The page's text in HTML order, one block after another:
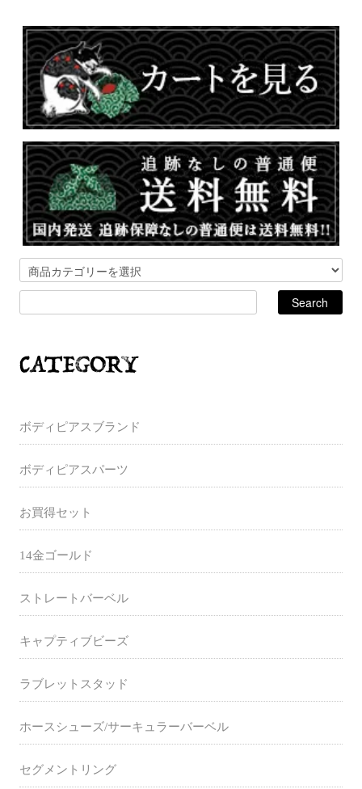
ボディピアスブランド
ボディピアスパーツ
お買得セット
14金ゴールド
ストレートバーベル
キャプティブビーズ
ラブレットスタッド
ホースシューズ/サーキュラーバーベル
セグメントリング